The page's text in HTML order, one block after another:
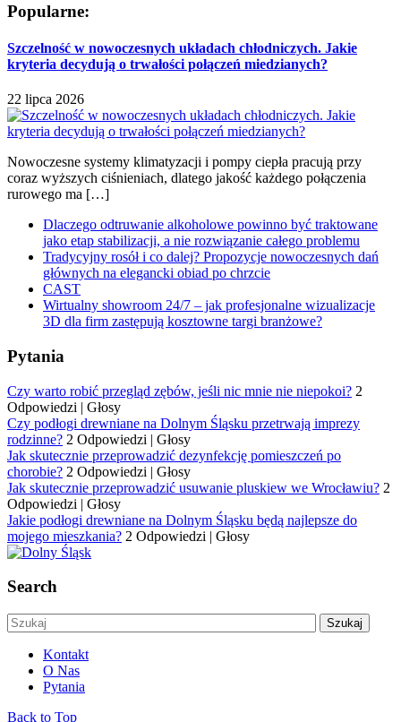
Popularne:
Szczelność w nowoczesnych układach chłodniczych. Jakie
kryteria decydują o trwałości połączeń miedzianych?
22 lipca 2026
Nowoczesne systemy klimatyzacji i pompy ciepła pracują przy
coraz wyższych ciśnieniach, dlatego jakość każdego połączenia
rurowego ma […]
Dlaczego odtruwanie alkoholowe powinno być traktowane
jako etap stabilizacji, a nie rozwiązanie całego problemu
Tradycyjny rosół i co dalej? Propozycje nowoczesnych dań
głównych na elegancki obiad po chrzcie
CAST
Wirtualny showroom 24/7 – jak profesjonalne wizualizacje
3D dla firm zastępują kosztowne targi branżowe?
Pytania
Czy warto robić przegląd zębów, jeśli nic mnie nie niepokoi? 2
Odpowiedzi | Głosy
Czy podłogi drewniane na Dolnym Śląsku przetrwają imprezy
rodzinne? 2 Odpowiedzi | Głosy
Jak skutecznie przeprowadzić dezynfekcję pomieszczeń po
chorobie? 2 Odpowiedzi | Głosy
Jak skutecznie przeprowadzić usuwanie pluskiew we Wrocławiu? 2
Odpowiedzi | Głosy
Jakie podłogi drewniane na Dolnym Śląsku będą najlepsze do
mojego mieszkania? 2 Odpowiedzi | Głosy
Search
Kontakt
O Nas
Pytania
Back to Top